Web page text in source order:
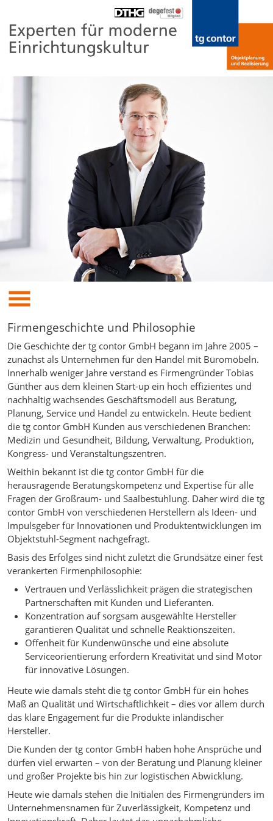
Firmengeschichte und Philosophie
Die Geschichte der tg contor GmbH begann im Jahre 2005 –
zunächst als Unternehmen für den Handel mit Büromöbeln.
Innerhalb weniger Jahre verstand es Firmengründer Tobias
Günther aus dem kleinen Start-up ein hoch effizientes und
nachhaltig wachsendes Geschäftsmodell aus Beratung,
Planung, Service und Handel zu entwickeln. Heute bedient
die tg contor GmbH Kunden aus verschiedenen Branchen:
Medizin und Gesundheit, Bildung, Verwaltung, Produktion,
Kongress- und Veranstaltungszentren.
Weithin bekannt ist die tg contor GmbH für die
herausragende Beratungskompetenz und Expertise für alle
Fragen der Großraum- und Saalbestuhlung. Daher wird die tg
contor GmbH von verschiedenen Herstellern als Ideen- und
Impulsgeber für Innovationen und Produktentwicklungen im
Objektstuhl-Segment nachgefragt.
Basis des Erfolges sind nicht zuletzt die Grundsätze einer fest
verankerten Firmenphilosophie:
Vertrauen und Verlässlichkeit prägen die strategischen
Partnerschaften mit Kunden und Lieferanten.
Konzentration auf sorgsam ausgewählte Hersteller
garantieren Qualität und schnelle Reaktionszeiten.
Offenheit für Kundenwünsche und eine absolute
Serviceorientierung erfordern Kreativität und sind Motor
für innovative Lösungen.
Heute wie damals steht die tg contor GmbH für ein hohes
Maß an Qualität und Wirtschaftlichkeit – dies vor allem durch
das klare Engagement für die Produkte inländischer
Hersteller.
Die Kunden der tg contor GmbH haben hohe Ansprüche und
dürfen viel erwarten – von der Beratung und Planung kleiner
und großer Projekte bis hin zur logistischen Abwicklung.
Heute wie damals stehen die Initialen des Firmengründers im
Unternehmensnamen für Zuverlässigkeit, Kompetenz und